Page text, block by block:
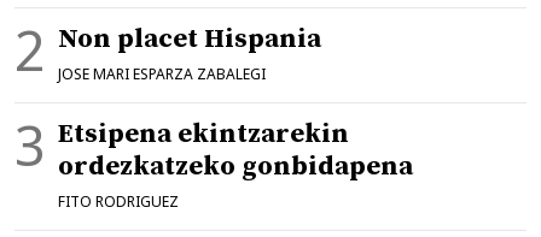
Non placet Hispania
JOSE MARI ESPARZA ZABALEGI
Etsipena ekintzarekin
ordezkatzeko gonbidapena
FITO RODRIGUEZ